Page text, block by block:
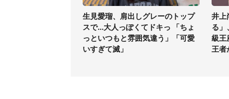
生見愛瑠、肩出しグレーのトップ
スで...大人っぽくてドキっ 「ちょ
っといつもと雰囲気違う」「可愛
いすぎて滅」
井上
る」
級王
王者